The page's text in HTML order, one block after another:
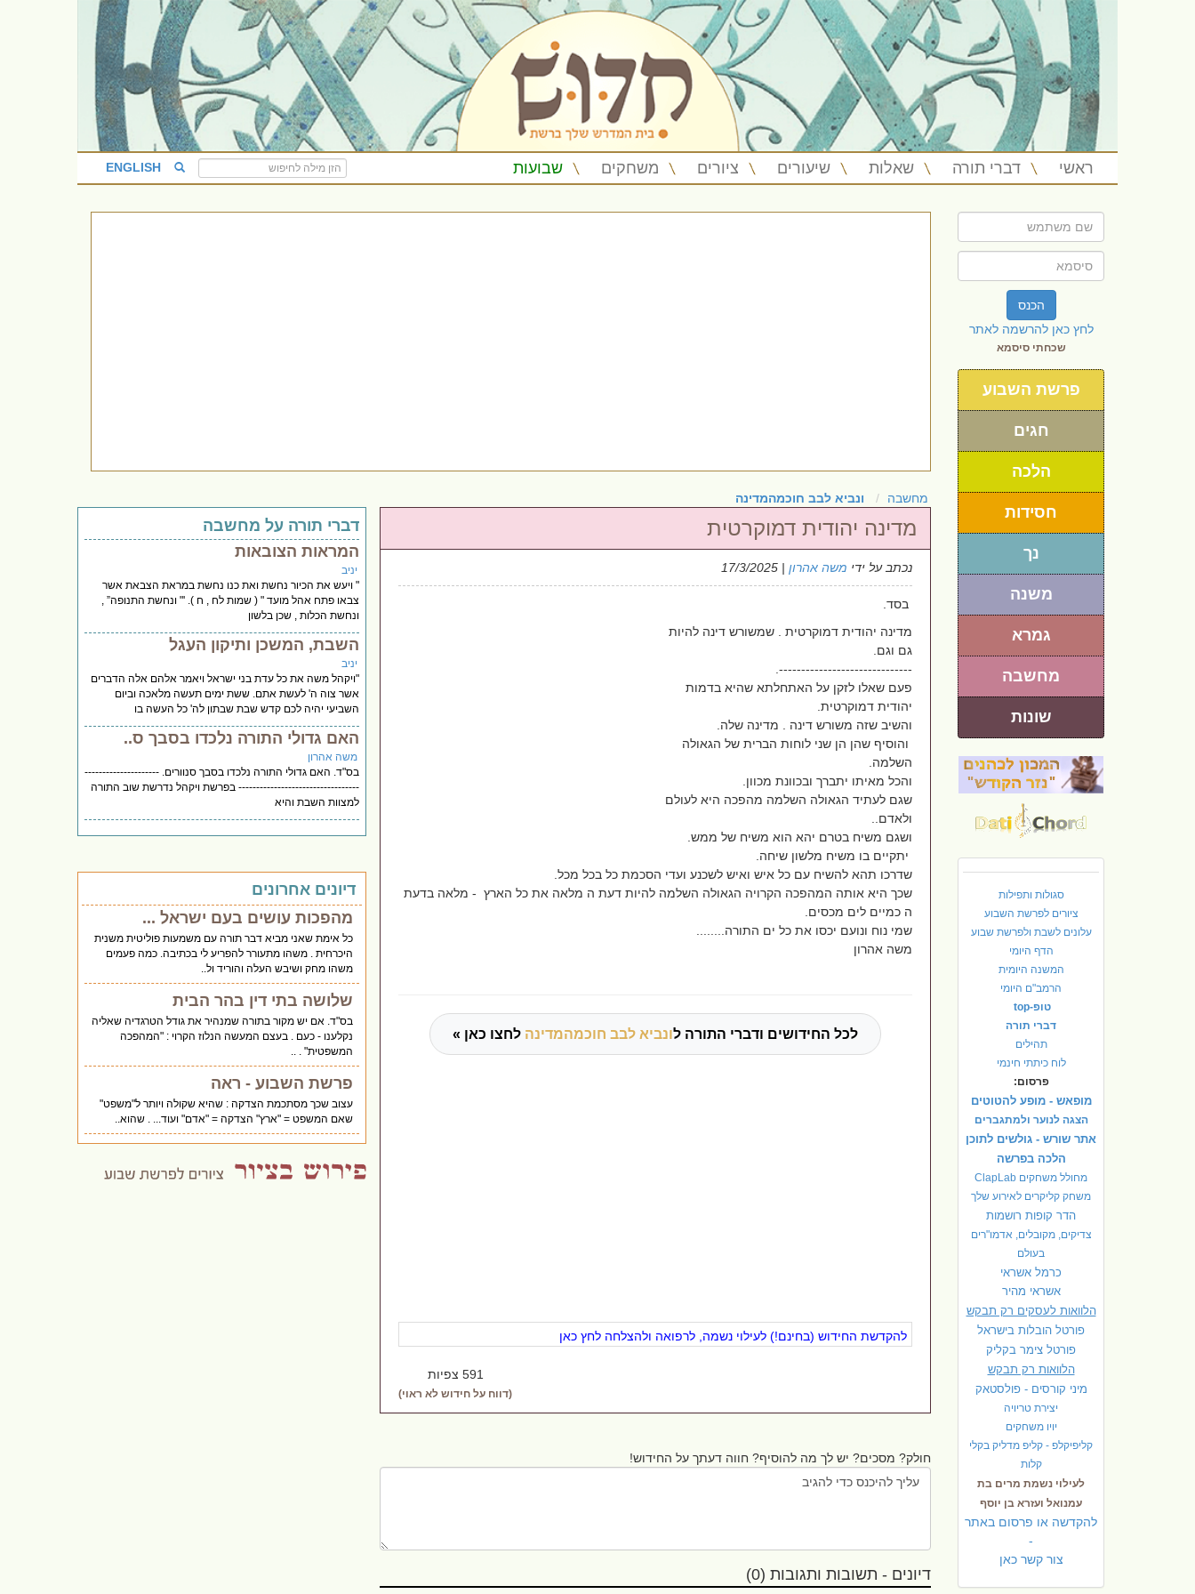
ראשי דברי תורה שאלות שיעורים ציורים משחקים שבועות ENGLISH
הכנס
לחץ כאן להרשמה לאתר
שכחתי סיסמא
פרשת השבוע
חגים
הלכה
חסידות
נך
משנה
גמרא
מחשבה
שונות
סגולות ותפילות
ציורים לפרשת השבוע
עלונים לשבת ולפרשת שבוע
הדף היומי
המשנה היומית
הרמב"ם היומי
טופ-top
דברי תורה
תהילים
לוח כיתתי חינמי
פרסום:
מופאש - מופע להטוטים
הצגה לנוער ולמתגברים
אתר שורש - גולשים לתוכן
הלכה בפרשה
מחולל משחקים ClapLab
משחק קליקרים לאירוע שלך
הדר קופות רושמות
צדיקים, מקובלים, אדמו"רים
בעולם
כרמל אשראי
אשראי מהיר
הלוואות לעסקים רק תבקש
פורטל הובלות בישראל
פורטל צימר בקליק
הלוואות רק תבקש
מיני קורסים - פולסטאק
יצירת טריויה
יויו משחקים
קליפיקלפ - קליפ מדליק בקלי
קלות
לעילוי נשמת מרים בת
עמנואל ועזרא בן יוסף
להקדשה או פרסום באתר
-
צור קשר כאן
מחשבה ונביא לבב חוכמהמדינה
מדינה יהודית דמוקרטית
נכתב על ידי משה אהרון | 17/3/2025
בסד.
מדינה יהודית דמוקרטית . שמשורש דינה להיות
גם וגם.
‐--‐-------------------------‐.
פעם שאלו לזקן על האתחלתא שהיא בדמות
יהודית דמוקרטית.
והשיב שזה משורש דינה . מדינה שלה.
והוסיף שהן הן שני לוחות הברית של הגאולה
השלמה.
והכל מאיתו יתברך ובכוונת מכוון.
שגם לעתיד הגאולה השלמה מהפכה היא לעולם
ולאדם..
ושגם משיח בטרם יהא הוא משיח של ממש.
יתקיים בו משיח מלשון שיחה.
שדרכו תהא להשיח עם כל איש ואיש לשכנע ועדי הסכמת כל בכל מכל.
שכך היא אותה המהפכה הקרויה הגאולה השלמה להיות דעת ה מלאה את כל הארץ - מלאה בדעת
ה כמיים לים מכסים.
שמי נוח ונועם יכסו את כל ים התורה........
משה אהרון
לכל החידושים ודברי התורה לונביא לבב חוכמהמדינה לחצו כאן »
להקדשת החידוש (בחינם!) לעילוי נשמה, לרפואה ולהצלחה לחץ כאן
591 צפיות
(דווח על חידוש לא ראוי)
חולק? מסכים? יש לך מה להוסיף? חווה דעתך על החידוש!
דיונים - תשובות ותגובות (0)
דברי תורה על מחשבה
המראות הצובאות
יניב
" ויעש את הכיור נחשת ואת כנו נחשת במראת הצבאת אשר
צבאו פתח אהל מועד " ( שמות לח , ח ). '" ונחשת התנופה” ,
ונחשת הכלות , שכן בלשון
השבת, המשכן ותיקון העגל
יניב
"ויקהל משה את כל עדת בני ישראל ויאמר אלהם אלה הדברים
אשר צוה ה' לעשת אתם. ששת ימים תעשה מלאכה וביום
השביעי יהיה לכם קדש שבת שבתון לה' כל העשה בו
האם גדולי התורה נלכדו בסבך ס..
משה אהרון
בס"ד. האם גדולי התורה נלכדו בסבך סנוורים. ---------------------
---------------------------------- בפרשת ויקהל נדרשת שוב התורה
למצוות השבת והיא
דיונים אחרונים
מהפכות עושים בעם ישראל ...
כל אימת שאני מביא דבר תורה עם משמעות פוליטית משנית
היכרחית . משהו מתעורר להפריע לי בכתיבה. כמה פעמים
משהו מחק ושיבש העלה והוריד ול..
שלושה בתי דין בהר הבית
בס"ד. אם יש מקור בתורה שמנהיר את גודל הטרגדיה שאליה
נקלענו - כעם . בעצם המעשה הנלוז הקרוי : "המהפכה
המשפטית" . ..
פרשת השבוע - ראה
עצוב שכך מסתכמת הצדקה : שהיא שקולה ויותר ל"משפט"
שאם המשפט = "ארץ" הצדקה = "אדם" ועוד... . שהוא..